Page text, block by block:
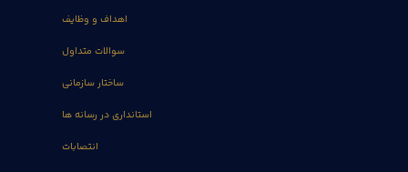
اهداف و وظایف
سوالات متداول
ساختار سازمانی
استانداری در رسانه ها
انتصابات